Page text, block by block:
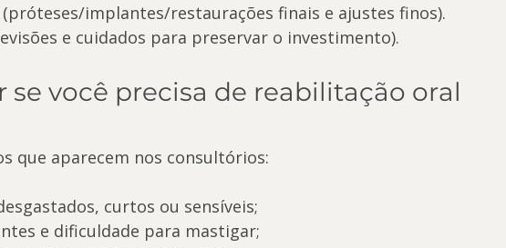
implantes/restaurações finais e ajustes finos).
e cuidados para preservar o investimento).
se você precisa de reabilitação oral
que aparecem nos consultórios:
curtos ou sensíveis;
e dificuldade para mastigar;